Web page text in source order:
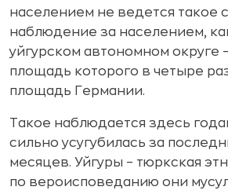
населением не ведется такое
наблюдение за населением,
уйгурском автономном округе
площадь которого в четыре
площадь Германии.
Такое наблюдается здесь
сильно усугубилась за
месяцев. Уйгуры – тюркская
по вероисповеданию они